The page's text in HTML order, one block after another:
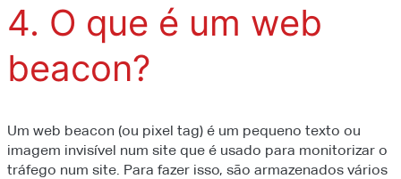
4. O que é um web
beacon?
Um web beacon (ou pixel tag) é um pequeno texto ou
imagem invisível num site que é usado para monitorizar o
tráfego num site. Para fazer isso, são armazenados vários